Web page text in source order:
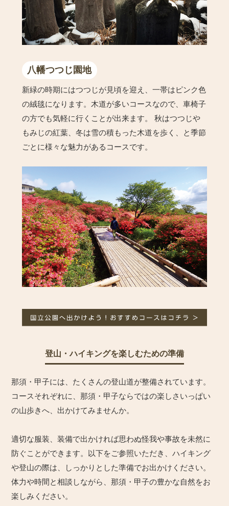
八幡つつじ園地
新緑の時期にはつつじが見頃を迎え、一帯はピンク色
の絨毯になります。木道が多いコースなので、車椅子
の方でも気軽に行くことが出来ます。 秋はつつじや
もみじの紅葉、冬は雪の積もった木道を歩く、と季節
ごとに様々な魅力があるコースです。
登山・ハイキングを楽しむための準備
那須・甲子には、たくさんの登山道が整備されています。
コースそれぞれに、那須・甲子ならではの楽しさいっぱい
の山歩きへ、出かけてみませんか。
適切な服装、装備で出かければ思わぬ怪我や事故を未然に
防ぐことができます。以下をご参照いただき、ハイキング
や登山の際は、しっかりとした準備でお出かけください。
体力や時間と相談しながら、那須・甲子の豊かな自然をお
楽しみください。